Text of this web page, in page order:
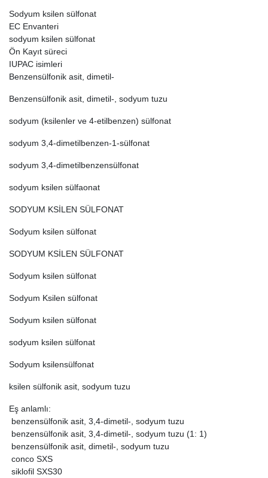
Sodyum ksilen sülfonat
EC Envanteri
sodyum ksilen sülfonat
Ön Kayıt süreci
IUPAC isimleri
Benzensülfonik asit, dimetil-
Benzensülfonik asit, dimetil-, sodyum tuzu
sodyum (ksilenler ve 4-etilbenzen) sülfonat
sodyum 3,4-dimetilbenzen-1-sülfonat
sodyum 3,4-dimetilbenzensülfonat
sodyum ksilen sülfaonat
SODYUM KSİLEN SÜLFONAT
Sodyum ksilen sülfonat
SODYUM KSİLEN SÜLFONAT
Sodyum ksilen sülfonat
Sodyum Ksilen sülfonat
Sodyum ksilen sülfonat
sodyum ksilen sülfonat
Sodyum ksilensülfonat
ksilen sülfonik asit, sodyum tuzu
Eş anlamlı:
benzensülfonik asit, 3,4-dimetil-, sodyum tuzu
benzensülfonik asit, 3,4-dimetil-, sodyum tuzu (1: 1)
benzensülfonik asit, dimetil-, sodyum tuzu
conco SXS
siklofil SXS30